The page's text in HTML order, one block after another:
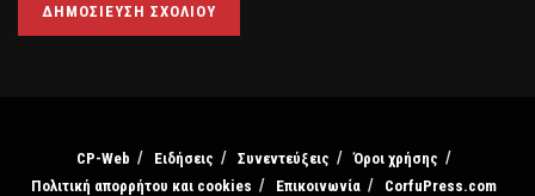
CP-Web Ειδήσεις Συνεντεύξεις
Όροι χρήσης
Πολιτική απορρήτου και cookies
Επικοινωνία CorfuPress.com